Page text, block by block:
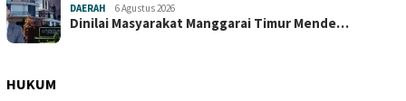
DAERAH 6 Agustus 2026
Dinilai Masyarakat Manggarai Timur Mende…
HUKUM